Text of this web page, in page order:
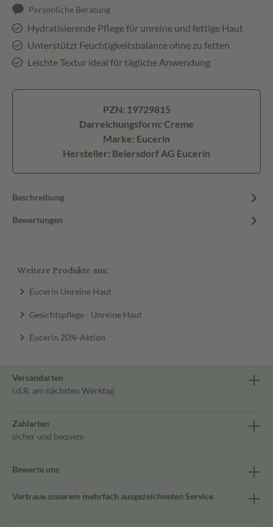
Persönliche Beratung
Hydratisierende Pflege für unreine und fettige Haut
Unterstützt Feuchtigkeitsbalance ohne zu fetten
Leichte Textur ideal für tägliche Anwendung
PZN: 19729815
Darreichungsform: Creme
Marke: Eucerin
Hersteller: Beiersdorf AG Eucerin
Beschreibung
Bewertungen
Weitere Produkte aus:
Eucerin Unreine Haut
Gesichtspflege - Unreine Haut
Eucerin 20%-Aktion
Versandarten
i.d.R. am nächsten Werktag
Zahlarten
sicher und bequem
Bewerte uns
Vertraue unserem mehrfach ausgezeichneten Service